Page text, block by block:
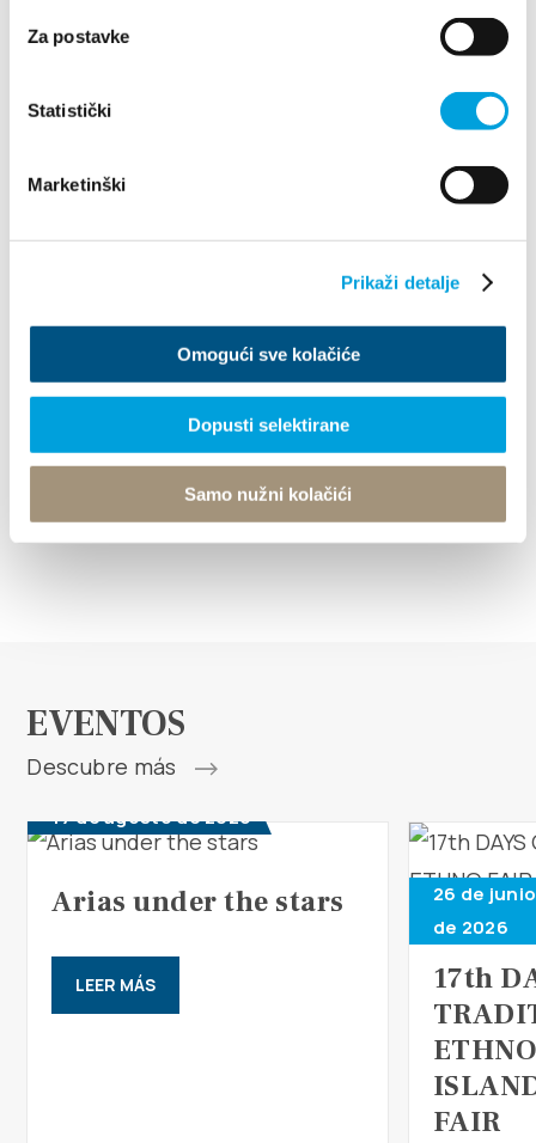
Za postavke
Statistički
Marketinški
Prikaži detalje
Omogući sve kolačiće
Dopusti selektirane
Samo nužni kolačići
descargar una aplicación (por ejemplo, GPX Viewer).
Kastela 60 kastel stari trail
48,221 kB • GPX
48,221 kB • GPX
Kastela 60 itinerario di castelvecchio
Splitska rivijera mtb karta
7,501 MB • PDF
Staze splitske rivijere mtb 2023
87,391 kB • XLSX
Splitska rivijera cestovna i family trekking karta
7,07 MB • PDF
EVENTOS
Descubre más
17 de agosto de 2026
Arias under the stars
LEER MÁS
26 de
de 2026
17th
FAIR